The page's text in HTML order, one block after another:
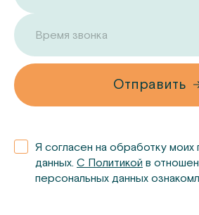
Время звонка
Отправить
Я согласен на обработку моих
данных. С Политикой в
персональных данных